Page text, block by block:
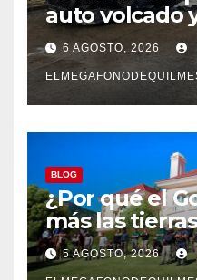
auto volcado
detenidos en
Solano
6 AGOSTO, 2026
BLOG
¿Por qué el
más las tierras
patrimonio
5 AGOSTO, 2026